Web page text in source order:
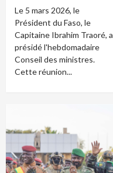
Le 5 mars 2026, le
Président du Faso, le
Capitaine Ibrahim Traoré, a
présidé l'hebdomadaire
Conseil des ministres.
Cette réunion...